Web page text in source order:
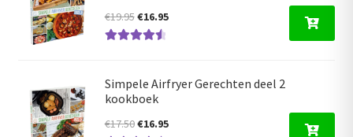
€19.95Oorspronkelijke
prijs
€16.95Huidige
Simpele Airfryer Gerechten deel 2
kookboek
€17.50Oorspronkelijke
€16.95Huidige